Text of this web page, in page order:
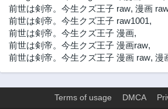
2年前 2年前
第4話
2年前
第2話
2年前
第1話
2年前
前世は剣帝。今生クズ王子 raw, 漫画
前世は剣帝。今生クズ王子 raw1001,
前世は剣帝。今生クズ王子 漫画,
前世は剣帝。今生クズ王子 漫画raw,
前世は剣帝。今生クズ王子 漫画 raw, 漫
Terms of usage DMCA